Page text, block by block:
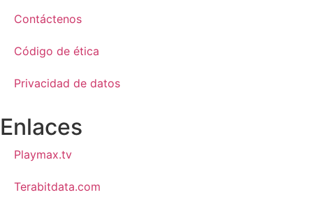
Contáctenos
Código de ética
Privacidad de datos
Enlaces
Playmax.tv
Terabitdata.com